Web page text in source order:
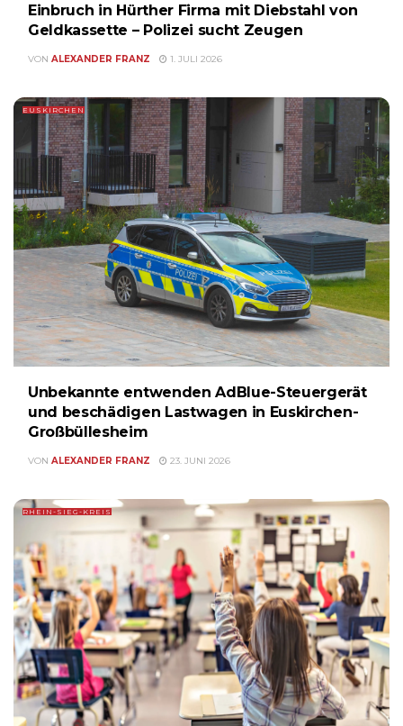
Einbruch in Hürther Firma mit Diebstahl von
Geldkassette – Polizei sucht Zeugen
VON ALEXANDER FRANZ 1. JULI 2026
EUSKIRCHEN
Unbekannte entwenden AdBlue-Steuergerät
und beschädigen Lastwagen in Euskirchen-
Großbüllesheim
VON ALEXANDER FRANZ 23. JUNI 2026
RHEIN-SIEG-KREIS